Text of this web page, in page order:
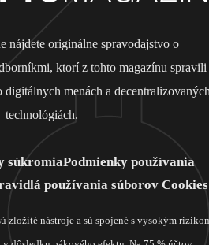
nájdete originálne spravodajstvo o
ktorí z tohto magazínu spravili
menách a
technológiách.
súkromiaPodmienky používania
používania súborov Cookies
zložité nástroje a sú spojené s vysokým